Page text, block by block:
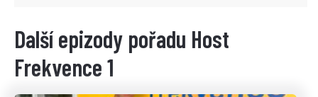
Další epizody pořadu Host
Frekvence 1